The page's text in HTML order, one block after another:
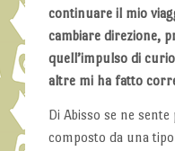
continuare il mio
cambiare direzione,
quell’impulso di
altre mi ha fatto
Di Abisso se ne
composto da una